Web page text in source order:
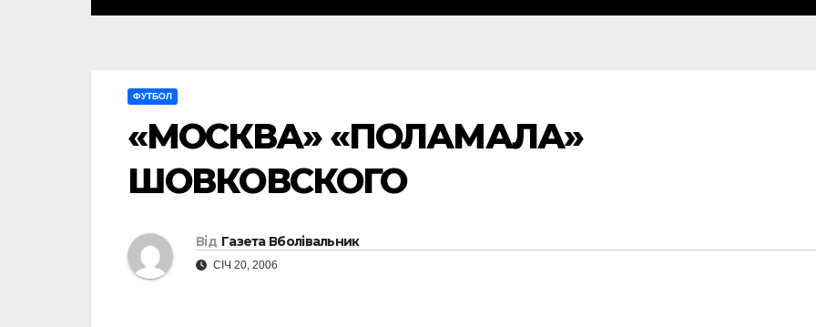
ФУТБОЛ
«МОСКВА» «ПОЛАМАЛА»
ШОВКОВСКОГО
Від Газета Вболівальник
СІЧ 20, 2006